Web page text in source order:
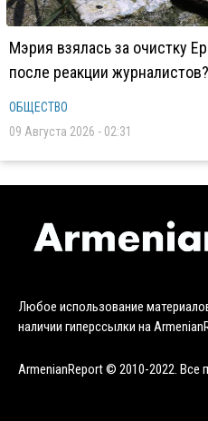
Мэрия взялась за очистку
после реакции журналистов?
ОБЩЕСТВО
09 Августа 2026 - 02:31
Любое использование
наличии гиперссылки на
ArmenianReport © 2010-2022. Все